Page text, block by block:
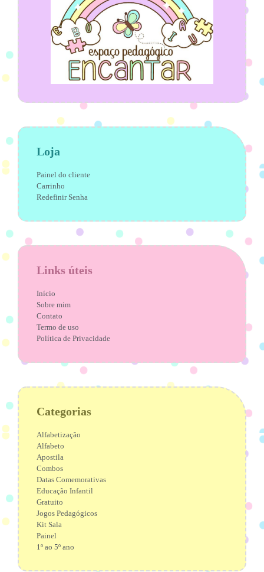
Loja
Painel do cliente
Carrinho
Redefinir Senha
Links úteis
Início
Sobre mim
Contato
Termo de uso
Política de Privacidade
Categorias
Alfabetização
Alfabeto
Apostila
Combos
Datas Comemorativas
Educação Infantil
Gratuito
Jogos Pedagógicos
Kit Sala
Painel
1º ao 5º ano